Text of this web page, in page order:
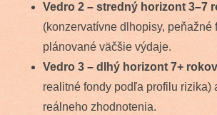
Vedro 2 – stredný horizont 3–7
(konzervatívne dlhopisy, peňažné
plánované väčšie výdaje.
Vedro 3 – dlhý horizont 7+ rokov
realitné fondy podľa profilu rizika)
reálneho zhodnotenia.